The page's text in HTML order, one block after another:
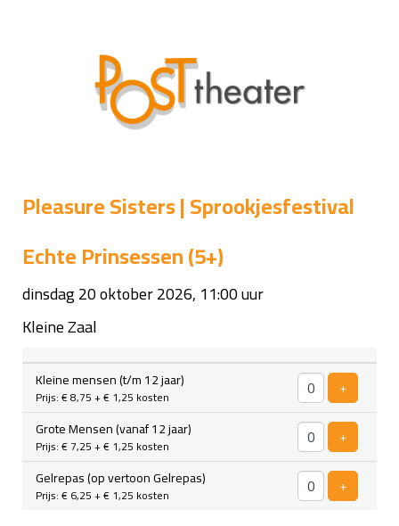
Pleasure Sisters | Sprookjesfestival
Echte Prinsessen (5+)
dinsdag 20 oktober 2026, 11:00 uur
Kleine Zaal
Aantal
Kleine mensen (t/m 12 jaar)
Prijs: € 8,75+ € 1,25 kosten +Voeg
Grote Mensen (vanaf 12 jaar)
Prijs: € 7,25+ € 1,25 kosten +Voeg
Gelrepas (op vertoon Gelrepas)
Prijs: € 6,25+ € 1,25 kosten +Voeg